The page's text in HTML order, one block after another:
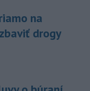
na
drogy